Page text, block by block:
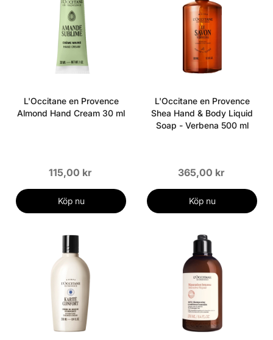
L'Occitane en Provence
Almond Hand Cream 30 ml
115,00 kr
Köp nu
L'Occitane en Provence
Shea Hand & Body Liquid
Soap - Verbena 500 ml
365,00 kr
Köp nu